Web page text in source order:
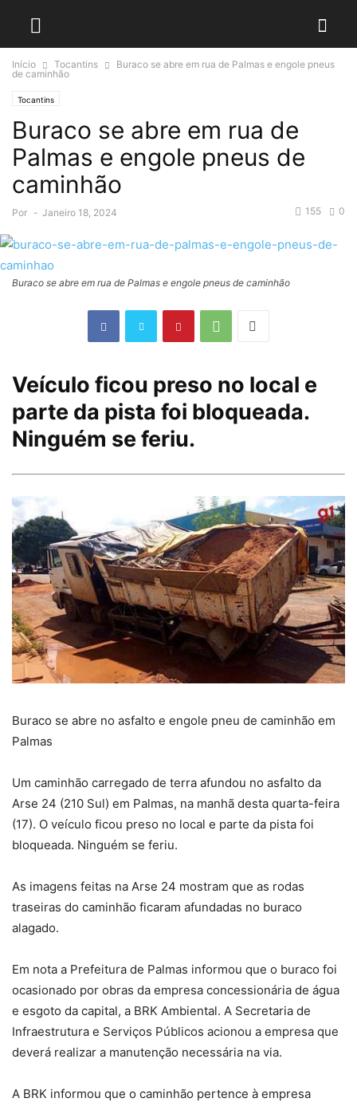
Início Tocantins
Buraco se abre em rua de Palmas e engole pneus
de caminhão
Tocantins
Buraco se abre em rua de
Palmas e engole pneus de
caminhão
Por - Janeiro 18, 2024 0
155
Buraco se abre em rua de Palmas e engole pneus de caminhão
Veículo ficou preso no local e
parte da pista foi bloqueada.
Ninguém se feriu.
Buraco se abre no asfalto e engole pneu de caminhão em
Palmas
Um caminhão carregado de terra afundou no asfalto da
Arse 24 (210 Sul) em Palmas, na manhã desta quarta-feira
(17). O veículo ficou preso no local e parte da pista foi
bloqueada. Ninguém se feriu.
As imagens feitas na Arse 24 mostram que as rodas
traseiras do caminhão ficaram afundadas no buraco
alagado.
Em nota a Prefeitura de Palmas informou que o buraco foi
ocasionado por obras da empresa concessionária de água
e esgoto da capital, a BRK Ambiental. A Secretaria de
Infraestrutura e Serviços Públicos acionou a empresa que
deverá realizar a manutenção necessária na via.
A BRK informou que o caminhão pertence à empresa